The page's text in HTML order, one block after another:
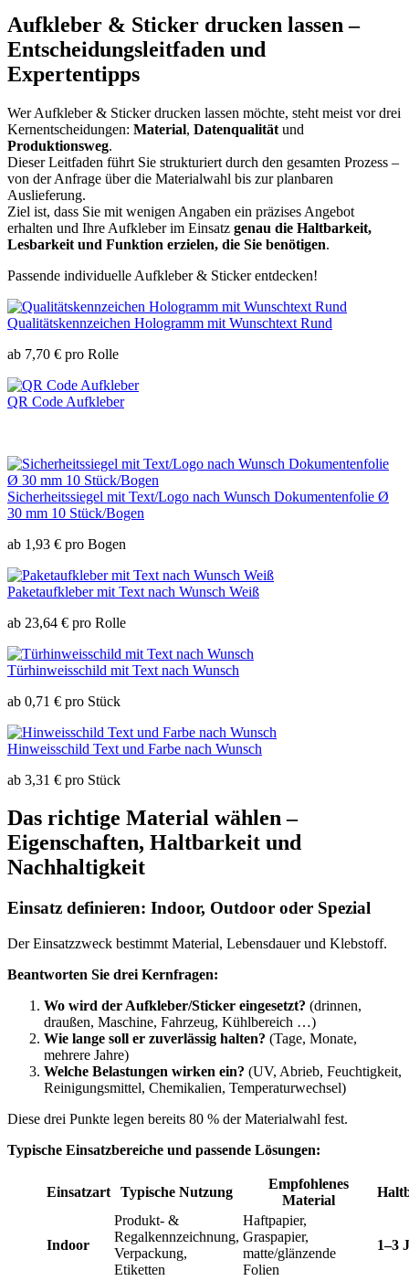
Aufkleber & Sticker drucken lassen –
Entscheidungsleitfaden und
Expertentipps
Wer Aufkleber & Sticker drucken lassen möchte, steht meist vor drei
Kernentscheidungen: Material, Datenqualität und
Produktionsweg.
Dieser Leitfaden führt Sie strukturiert durch den gesamten Prozess –
von der Anfrage über die Materialwahl bis zur planbaren
Auslieferung.
Ziel ist, dass Sie mit wenigen Angaben ein präzises Angebot
erhalten und Ihre Aufkleber im Einsatz genau die Haltbarkeit,
Lesbarkeit und Funktion erzielen, die Sie benötigen.
Passende individuelle Aufkleber & Sticker entdecken!
Qualitätskennzeichen Hologramm mit Wunschtext Rund
ab 7,70 € pro Rolle
QR Code Aufkleber
Sicherheitssiegel mit Text/Logo nach Wunsch Dokumentenfolie Ø
30 mm 10 Stück/Bogen
ab 1,93 € pro Bogen
Paketaufkleber mit Text nach Wunsch Weiß
ab 23,64 € pro Rolle
Türhinweisschild mit Text nach Wunsch
ab 0,71 € pro Stück
Hinweisschild Text und Farbe nach Wunsch
ab 3,31 € pro Stück
Das richtige Material wählen –
Eigenschaften, Haltbarkeit und
Nachhaltigkeit
Einsatz definieren: Indoor, Outdoor oder Spezial
Der Einsatzzweck bestimmt Material, Lebensdauer und Klebstoff.
Beantworten Sie drei Kernfragen:
Wo wird der Aufkleber/Sticker eingesetzt? (drinnen,
draußen, Maschine, Fahrzeug, Kühlbereich …)
Wie lange soll er zuverlässig halten? (Tage, Monate,
mehrere Jahre)
Welche Belastungen wirken ein? (UV, Abrieb, Feuchtigkeit,
Reinigungsmittel, Chemikalien, Temperaturwechsel)
Diese drei Punkte legen bereits 80 % der Materialwahl fest.
Typische Einsatzbereiche und passende Lösungen:
Einsatzart Typische Nutzung
Empfohlenes
Material
Indoor
Produkt- &
Regalkennzeichnung,
Verpackung,
Etiketten
Haftpapier,
Graspapier,
matte/glänzende
Folien
1–3